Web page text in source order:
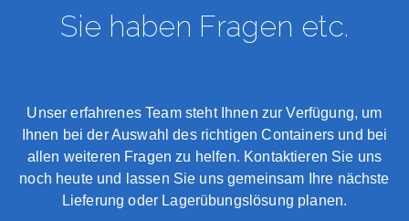
Sie haben Fragen etc.
Unser erfahrenes Team steht Ihnen zur Verfügung, um
Ihnen bei der Auswahl des richtigen Containers und bei
allen weiteren Fragen zu helfen. Kontaktieren Sie uns
noch heute und lassen Sie uns gemeinsam Ihre nächste
Lieferung oder Lagerübungslösung planen.